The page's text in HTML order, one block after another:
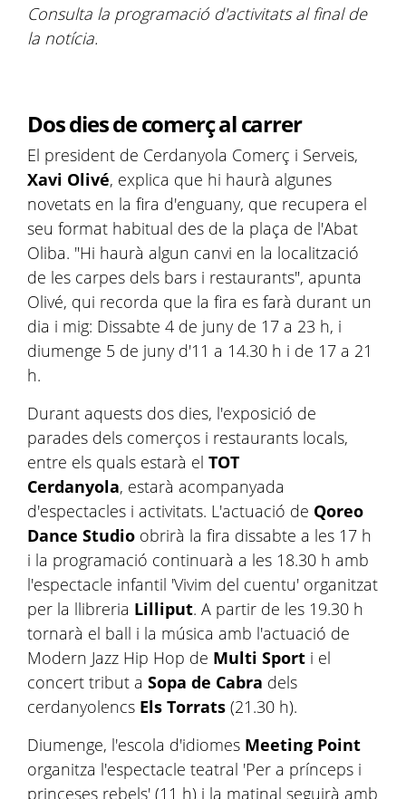
Consulta la programació d'activitats al final de
la notícia.
Dos dies de comerç al carrer
El president de Cerdanyola Comerç i Serveis,
Xavi Olivé, explica que hi haurà algunes
novetats en la fira d'enguany, que recupera el
seu format habitual des de la plaça de l'Abat
Oliba. "Hi haurà algun canvi en la localització
de les carpes dels bars i restaurants", apunta
Olivé, qui recorda que la fira es farà durant un
dia i mig: Dissabte 4 de juny de 17 a 23 h, i
diumenge 5 de juny d'11 a 14.30 h i de 17 a 21
h.
Durant aquests dos dies, l'exposició de
parades dels comerços i restaurants locals,
entre els quals estarà el TOT
Cerdanyola, estarà acompanyada
d'espectacles i activitats. L'actuació de Qoreo
Dance Studio obrirà la fira dissabte a les 17 h
i la programació continuarà a les 18.30 h amb
l'espectacle infantil 'Vivim del cuentu' organitzat
per la llibreria Lilliput. A partir de les 19.30 h
tornarà el ball i la música amb l'actuació de
Modern Jazz Hip Hop de Multi Sport i el
concert tribut a Sopa de Cabra dels
cerdanyolencs Els Torrats (21.30 h).
Diumenge, l'escola d'idiomes Meeting Point
organitza l'espectacle teatral 'Per a prínceps i
princeses rebels' (11 h) i la matinal seguirà amb